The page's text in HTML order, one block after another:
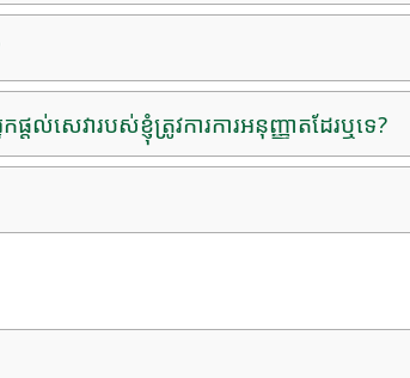
ល់សេវារបស់ខ្ញុំត្រូវការការអនុញ្ញាតដែរឬទេ?